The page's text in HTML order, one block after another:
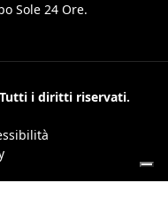
Sole 24 Ore.
i diritti riservati.